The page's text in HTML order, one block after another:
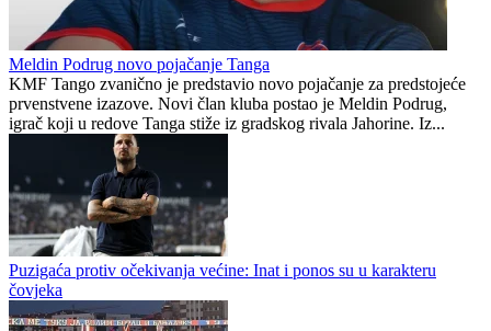
Dalibor Dragić preuzima Rudar Prijedor
Republika Srpska
1 0